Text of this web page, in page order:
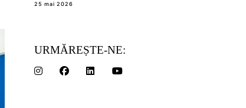
25 mai 2026
URMĂREȘTE-NE: